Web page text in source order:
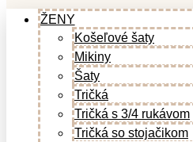
ŽENY
Košeľové šaty
Mikiny
Šaty
Tričká
Tričká s 3/4 rukávom
Tričká so stojačikom